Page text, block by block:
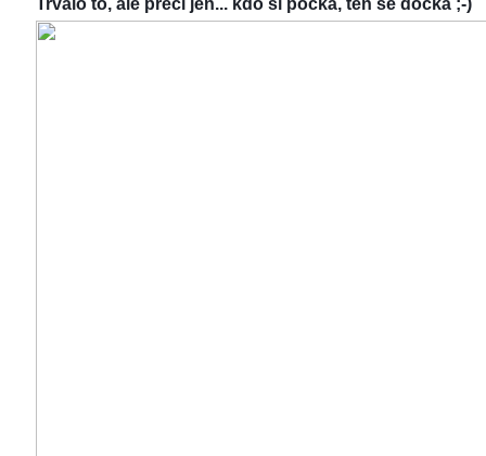
Trvalo to, ale přeci jen... kdo si počká, ten se dočká ;-)